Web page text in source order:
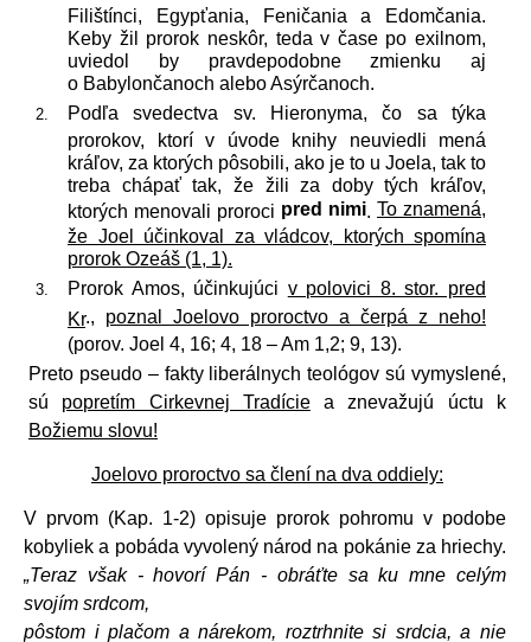
Filištínci, Egypťania, Feničania a Edomčania.
Keby žil prorok neskôr, teda v čase po exilnom,
uviedol by pravdepodobne zmienku aj
o Babylončanoch alebo Asýrčanoch.
Podľa svedectva sv. Hieronyma, čo sa týka
prorokov, ktorí v úvode knihy neuviedli mená
kráľov, za ktorých pôsobili, ako je to u Joela, tak to
treba chápať tak, že žili za doby tých kráľov,
ktorých menovali proroci pred nimi To znamená,
že Joel účinkoval za vládcov, ktorých spomína
prorok Ozeáš (1, 1).
Prorok Amos, účinkujúci v polovici 8. stor. pred
Kr., poznal Joelovo proroctvo a čerpá z neho!
(porov. Joel 4, 16; 4, 18 – Am 1,2; 9, 13).
Preto pseudo – fakty liberálnych teológov sú vymyslené,
sú popretím Cirkevnej Tradíciea znevažujú úctu k
Božiemu slovu!
Joelovo proroctvo sa člení na dva oddiely:
V prvom (Kap. 1-2) opisuje prorok pohromu v podobe
kobyliek a pobáda vyvolený národ na pokánie za hriechy.
„Teraz však - hovorí Pán - obráťte sa ku mne celým
svojím srdcom,
pôstom i plačom a nárekom, roztrhnite si srdcia, a nie